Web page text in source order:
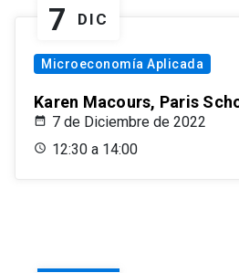
7 DIC
Microeconomía Aplicada
Karen Macours, Paris
7 de Diciembre de 2022
12:30 a 14:00